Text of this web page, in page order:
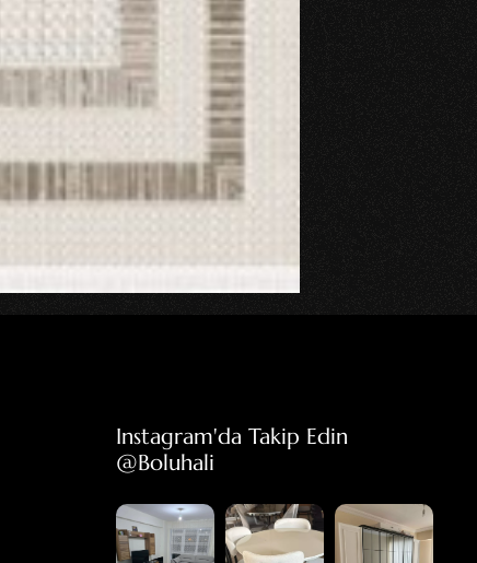
Instagram'da Takip Edin
@boluhali